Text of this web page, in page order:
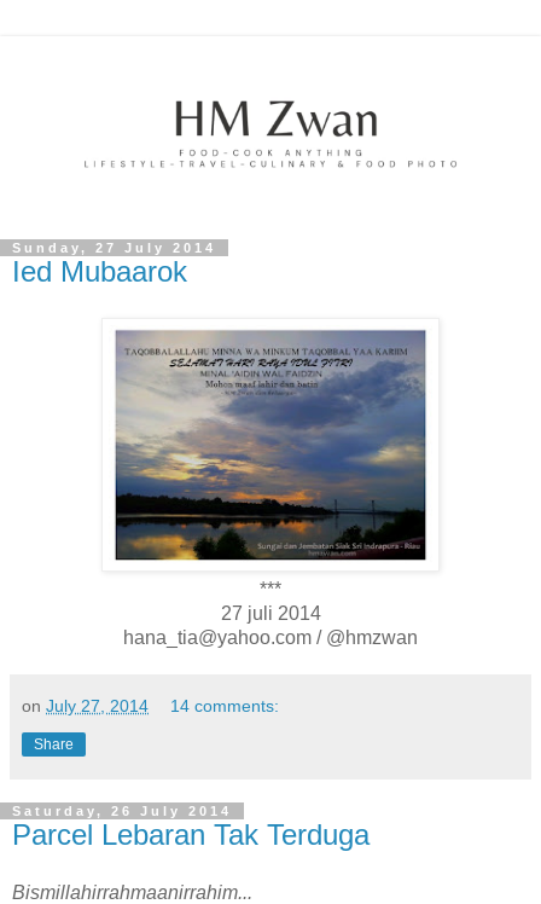
Sunday, 27 July 2014
Ied Mubaarok
***
27 juli 2014
hana_tia@yahoo.com / @hmzwan
on July 27, 2014 14 comments:
Share
Saturday, 26 July 2014
Parcel Lebaran Tak Terduga
Bismillahirrahmaanirrahim...